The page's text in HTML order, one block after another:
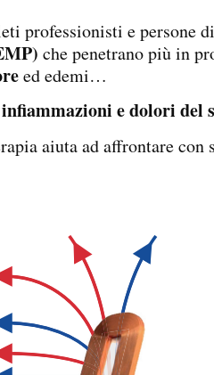
professionisti e persone
che penetrano più in
ed edemi…
e dolori del
aiuta ad affrontare